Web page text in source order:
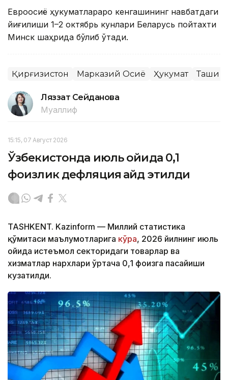
Евроосиё ҳукуматлараро кенгашининг навбатдаги
йиғилиши 1–2 октябрь кунлари Беларусь пойтахти
Минск шаҳрида бўлиб ўтади.
Қирғизистон Марказий Осиё Ҳукумат Ташқи
Ляззат Сейданова
Муаллиф
15:15, 07 Август 2026
Ўзбекистонда июль ойида 0,1
фоизлик дефляция қайд этилди
TASHKENT. Kazinform — Миллий статистика
қўмитаси маълумотларига кўра, 2026 йилнинг июль
ойида истеъмол секторидаги товарлар ва
хизматлар нархлари ўртача 0,1 фоизга пасайиши
кузатилди.